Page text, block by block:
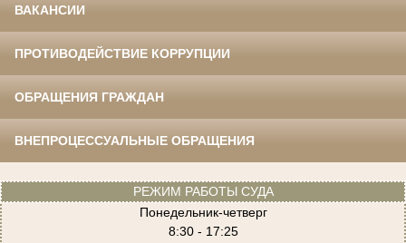
ВАКАНСИИ
ПРОТИВОДЕЙСТВИЕ КОРРУПЦИИ
ОБРАЩЕНИЯ ГРАЖДАН
ВНЕПРОЦЕССУАЛЬНЫЕ ОБРАЩЕНИЯ
РЕЖИМ РАБОТЫ СУДА
Понедельник-четверг
8:30 - 17:25